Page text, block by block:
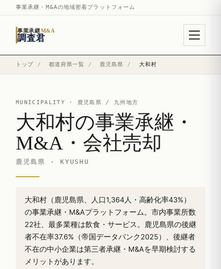
事業承継・M&Aの地域密着プラットフォーム
事業承継M&A
調査君
トップ / 都道府県一覧 / 鹿児島県 / 大和村
MUNICIPALITY · 鹿児島県 / 九州地方
大和村の事業承継・
M&A・会社売却
鹿児島県 · KYUSHU
大和村（鹿児島県、人口1,364人・高齢化率43%）
の事業承継・M&Aプラットフォーム。市内事業所数
22社、最多業種は飲食・サービス。鹿児島県の後継
者不在率37.6%（帝国データバンク2025）、後継者
不在の中小企業は第三者承継・M&Aを早期検討する
メリットがあります。